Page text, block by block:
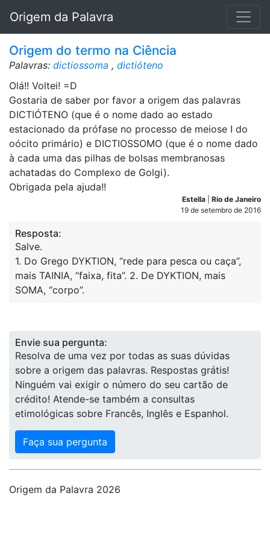
Origem da Palavra
Origem do termo na Ciência
Palavras: dictiossoma , dictióteno
Olá!! Voltei! =D
Gostaria de saber por favor a origem das palavras
DICTIÓTENO (que é o nome dado ao estado
estacionado da prófase no processo de meiose I do
oócito primário) e DICTIOSSOMO (que é o nome dado
à cada uma das pilhas de bolsas membranosas
achatadas do Complexo de Golgi).
Obrigada pela ajuda!!
Estella
Rio de Janeiro
19 de setembro de 2016
Resposta:
Salve.
1. Do Grego DYKTION, “rede para pesca ou caça”,
mais TAINIA, “faixa, fita”. 2. De DYKTION, mais
SOMA, “corpo”.
Envie sua pergunta:
Resolva de uma vez por todas as suas dúvidas
sobre a origem das palavras. Respostas grátis!
Ninguém vai exigir o número do seu cartão de
crédito! Atende-se também a consultas
etimológicas sobre Francês, Inglês e Espanhol.
Faça sua pergunta
Origem da Palavra 2026